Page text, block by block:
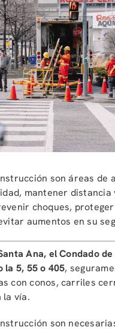
son áreas de
mantener distancia
choques,
aumentos en su
Ana, el Condado
la 5, 55 o 405,
con conos, carriles
la vía.
son